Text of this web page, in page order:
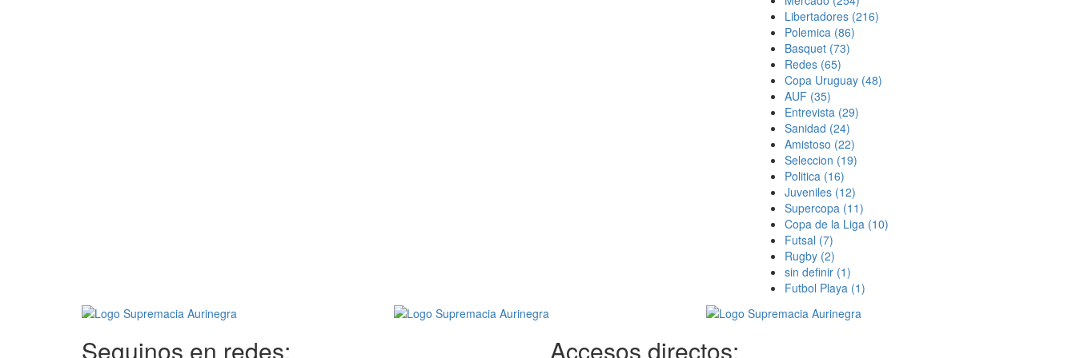
Libertadores (216)
Polemica (86)
Basquet (73)
Redes (65)
Copa Uruguay (48)
AUF (35)
Entrevista (29)
Sanidad (24)
Amistoso (22)
Seleccion (19)
Politica (16)
Juveniles (12)
Supercopa (11)
Copa de la Liga (10)
Futsal (7)
Rugby (2)
sin definir (1)
Futbol Playa (1)
Seguinos en redes: Accesos directos: